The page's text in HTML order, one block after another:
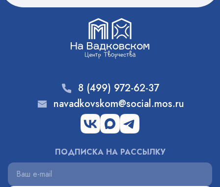
8 (499) 972-62-37
navadkovskom@social.mos.ru
ПОДПИСКА НА РАССЫЛКУ